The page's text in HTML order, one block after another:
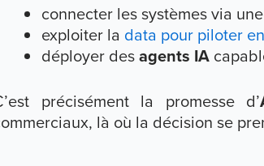
connecter les systèmes via
exploiter la data pour piloter
déployer desagents IA
précisément la promesse d’
là où la décision se